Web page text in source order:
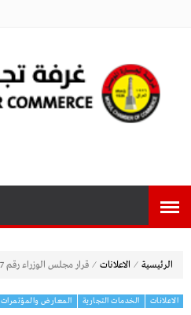
الرئيسية ⁄ الاعلانات ⁄ قرار مجلس الوزراء رقم 327 لسنة 2019
الاعلانات الخدمات التجارية المعارض والمؤتمرات